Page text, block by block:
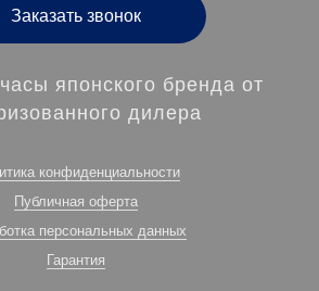
Заказать звонок
японского бренда от
дилера
конфиденциальности
Публичная оферта
персональных данных
Гарантия